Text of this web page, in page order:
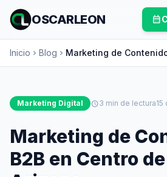
OSCARLEON calendar_month
Inicio chevron_right Blog chevron_right Marketing de
Tucson, Arizona
Marketing Digital schedule3 min de lectura15
Marketing de
B2B en Centro